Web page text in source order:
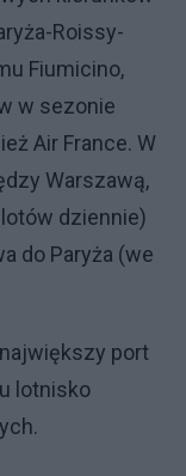
Roissy-
Fiumicino,
w sezonie
Air France. W
Warszawą,
dziennie)
do Paryża (we
port
lotnisko